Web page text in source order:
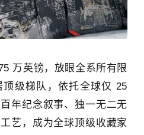
万英镑，放眼全系所有限
级梯队，依托全球仅 25
年纪念叙事、独一无二无
艺，成为全球顶级收藏家